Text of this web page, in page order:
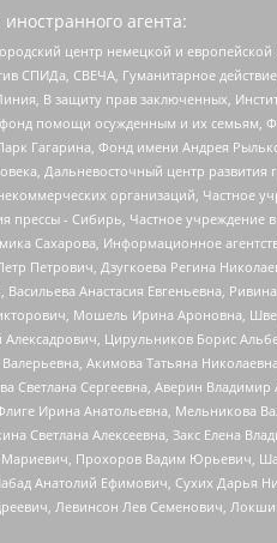
агента:
центр немецкой и
СВЕЧА, Гуманитарное
В защиту прав заключенных,
помощи осужденным и их семьям,
Гагарина, Фонд имени Андрея
Дальневосточный центр
организаций, Частное
прессы - Сибирь, Частное
Сахарова, Информационное
Петрович, Дзугкоева Регина
Анастасия Евгеньевна,
Мошель Ирина Ароновна,
Цирульников Борис
Акимова Татьяна
Светлана Сергеевна, Аверин
Ирина Анатольевна, Мельникова
Светлана Алексеевна, Закс Елена
Прохоров Вадим Юрьевич,
Анатолий Ефимович, Сухих Дарья
Левинсон Лев Семенович,